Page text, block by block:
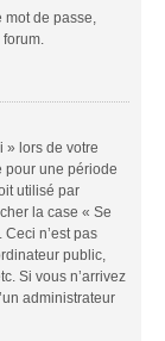
de passe,
» lors de votre
pour une période
utilisé par
la case « Se
n’est pas
public,
Si vous n’arrivez
administrateur